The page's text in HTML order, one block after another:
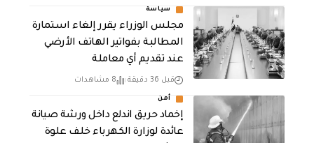
سياسة
مجلس الوزراء يقرر إلغاء استمارة
المطالبة بفواتير الهاتف الأرضي
عند تقديم أي معاملة
قبل 36 دقيقة 8 مشاهدات
أمن
إخماد حريق اندلع داخل ورشة صيانة
عائدة لوزارة الكهرباء خلف علوة